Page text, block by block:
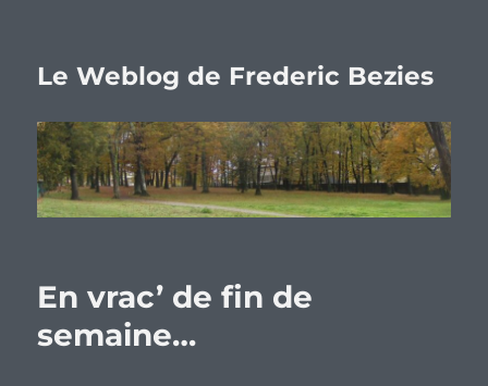
Le Weblog de Frederic Bezies
En vrac’ de fin de
semaine…